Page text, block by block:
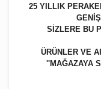
25 YILLIK
SİZLERE BU
ÜRÜNLER VE
''MAĞAZAYA